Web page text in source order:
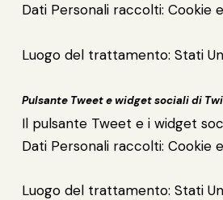
Dati Personali raccolti: Cookie
Luogo del trattamento: Stati
Pulsante Tweet e widget sociali di
Il pulsante Tweet e i widget
Dati Personali raccolti: Cookie
Luogo del trattamento: Stati